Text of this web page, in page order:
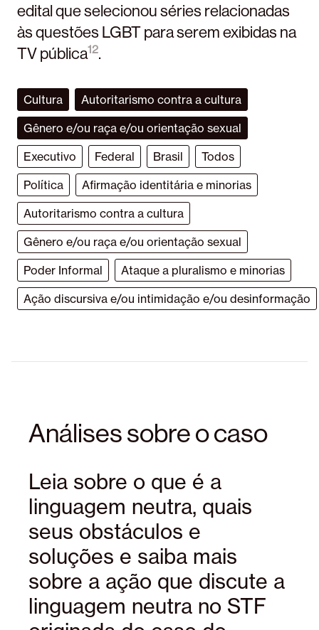
edital que selecionou séries relacionadas
às questões LGBT para serem exibidas na
TV pública12.
Cultura
Autoritarismo contra a cultura
Gênero e/ou raça e/ou orientação sexual
Executivo
Federal Brasil
Todos
Política
Afirmação identitária e minorias
Autoritarismo contra a cultura
Gênero e/ou raça e/ou orientação sexual
Poder Informal
Ataque a pluralismo e minorias
Ação discursiva e/ou intimidação e/ou desinformação
Análises sobre o caso
Leia sobre o que é a
linguagem neutra, quais
seus obstáculos e
soluções e saiba mais
sobre a ação que discute a
linguagem neutra no STF